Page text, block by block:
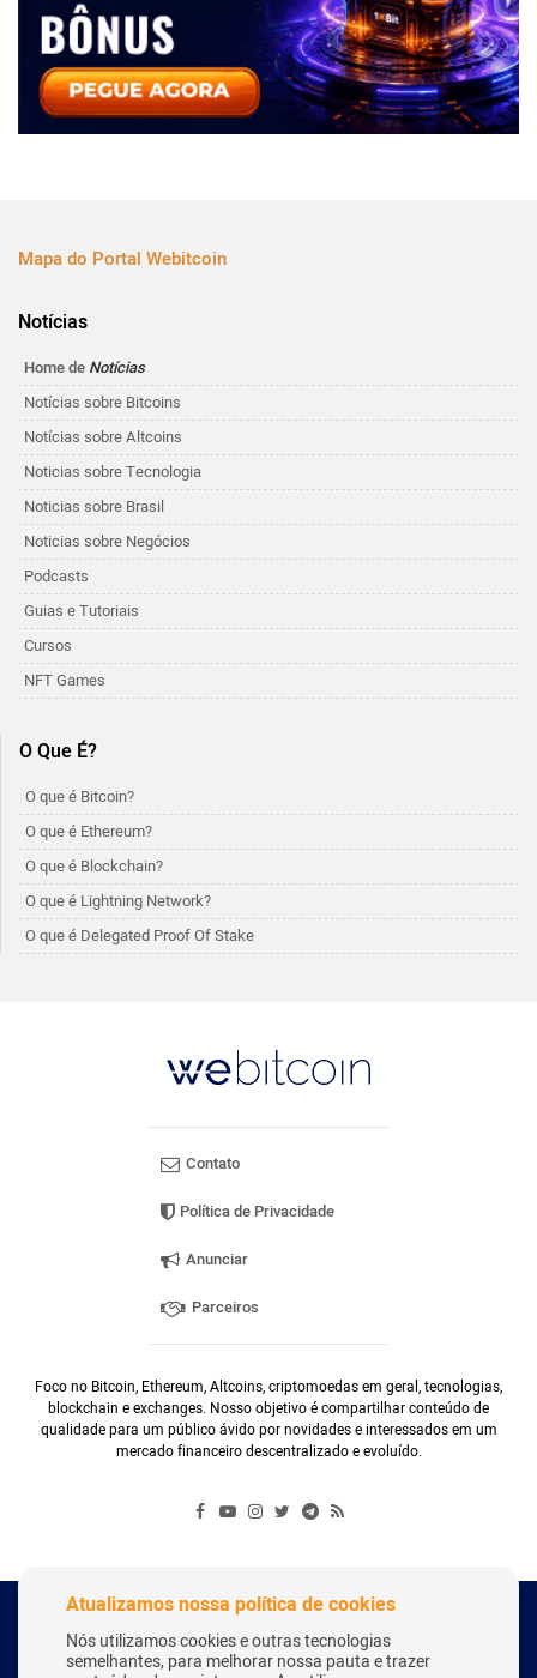
Mapa do Portal Webitcoin
Notícias
Home de Notícias
Notícias sobre Bitcoins
Notícias sobre Altcoins
Noticias sobre Tecnologia
Noticias sobre Brasil
Noticias sobre Negócios
Podcasts
Guias e Tutoriais
Cursos
NFT Games
O Que É?
O que é Bitcoin?
O que é Ethereum?
O que é Blockchain?
O que é Lightning Network?
O que é Delegated Proof Of Stake
Contato
Política de Privacidade
Anunciar
Parceiros
Foco no Bitcoin, Ethereum, Altcoins, criptomoedas em geral, tecnologias,
blockchain e exchanges. Nosso objetivo é compartilhar conteúdo de
qualidade para um público ávido por novidades e interessados em um
mercado financeiro descentralizado e evoluído.
Copyright Webitcoin 2018 - Todos os Direitos Reservados
Atualizamos nossa política de cookies
Nós utilizamos cookies e outras tecnologias
semelhantes, para melhorar nossa pauta e trazer